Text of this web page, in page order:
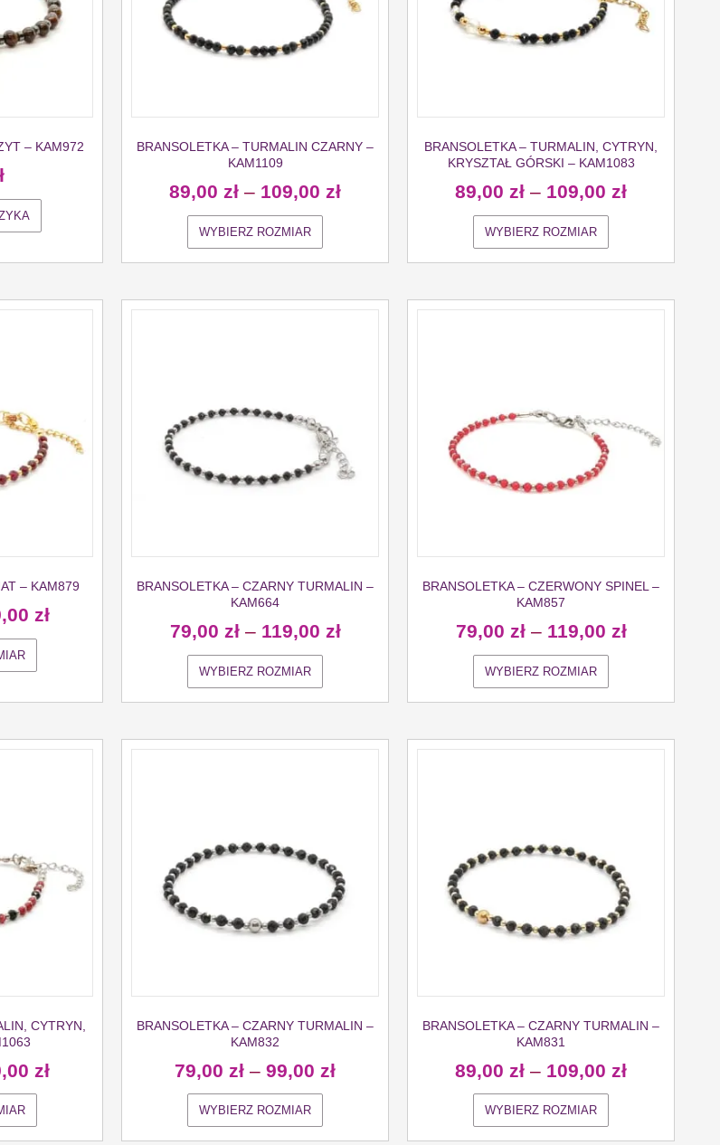
– KAM972
BRANSOLETKA – TURMALIN CZARNY –
KAM1109
89,00 zł – 109,00 zł
WYBIERZ ROZMIAR
BRANSOLETKA – TURMALIN, CYTRYN,
KRYSZTAŁ GÓRSKI – KAM1083
89,00 zł – 109,00 zł
WYBIERZ ROZMIAR
– KAM879
zł
BRANSOLETKA – CZARNY TURMALIN –
KAM664
79,00 zł – 119,00 zł
WYBIERZ ROZMIAR
BRANSOLETKA – CZERWONY SPINEL –
KAM857
79,00 zł – 119,00 zł
WYBIERZ ROZMIAR
CYTRYN,
zł
BRANSOLETKA – CZARNY TURMALIN –
KAM832
79,00 zł – 99,00 zł
WYBIERZ ROZMIAR
BRANSOLETKA – CZARNY TURMALIN –
KAM831
89,00 zł – 109,00 zł
WYBIERZ ROZMIAR